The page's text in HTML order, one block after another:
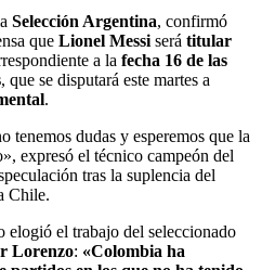
Selección Argentina, confirmó
que Lionel Messi será titular
a la fecha 16 de las
, que se disputará este martes a
.
tenemos dudas y esperemos que la
expresó el técnico campeón del
tras la suplencia del
Chile.
elogió el trabajo del seleccionado
Lorenzo: «Colombia ha